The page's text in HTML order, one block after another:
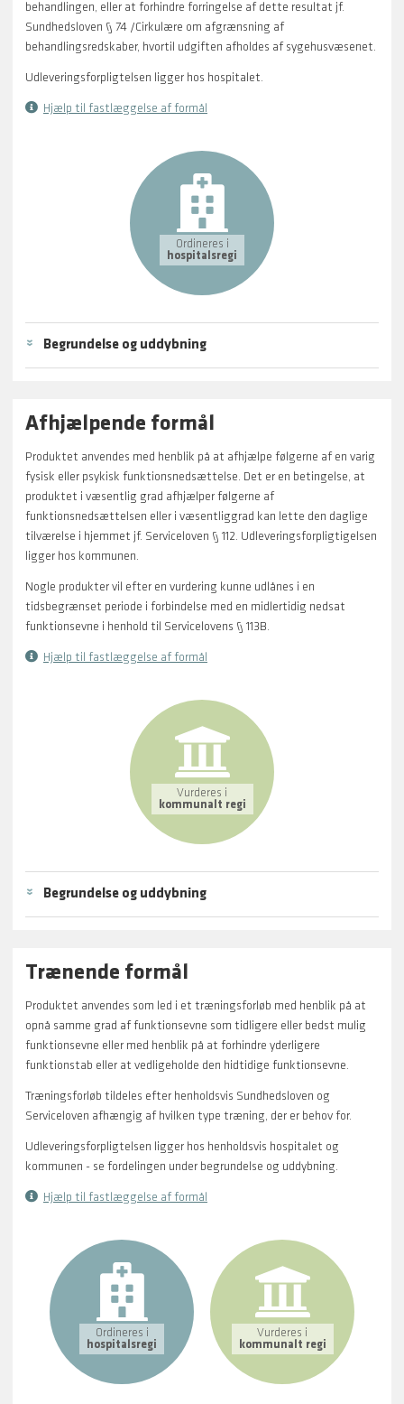
behandlingen, eller at forhindre forringelse af dette resultat jf.
Sundhedsloven § 74 /Cirkulære om afgrænsning af
behandlingsredskaber, hvortil udgiften afholdes af sygehusvæsenet.
Udleveringsforpligtelsen ligger hos hospitalet.
Hjælp til fastlæggelse af formål
Ordineres i
hospitalsregi
Begrundelse og uddybning
Afhjælpende formål
Produktet anvendes med henblik på at afhjælpe følgerne af en varig
fysisk eller psykisk funktionsnedsættelse. Det er en betingelse, at
produktet i væsentlig grad afhjælper følgerne af
funktionsnedsættelsen eller i væsentliggrad kan lette den daglige
tilværelse i hjemmet jf. Serviceloven § 112. Udleveringsforpligtigelsen
ligger hos kommunen.
Nogle produkter vil efter en vurdering kunne udlånes i en
tidsbegrænset periode i forbindelse med en midlertidig nedsat
funktionsevne i henhold til Servicelovens § 113B.
Hjælp til fastlæggelse af formål
Vurderes i
kommunalt regi
Begrundelse og uddybning
Trænende formål
Produktet anvendes som led i et træningsforløb med henblik på at
opnå samme grad af funktionsevne som tidligere eller bedst mulig
funktionsevne eller med henblik på at forhindre yderligere
funktionstab eller at vedligeholde den hidtidige funktionsevne.
Træningsforløb tildeles efter henholdsvis Sundhedsloven og
Serviceloven afhængig af hvilken type træning, der er behov for.
Udleveringsforpligtelsen ligger hos henholdsvis hospitalet og
kommunen - se fordelingen under begrundelse og uddybning.
Hjælp til fastlæggelse af formål
Ordineres i
hospitalsregi
Vurderes i
kommunalt regi